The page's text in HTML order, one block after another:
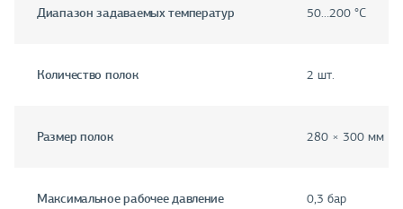
Диапазон задаваемых температур 50…200 °C
Количество полок 2 шт.
Размер полок 280 × 300 мм
Максимальное рабочее давление 0,3 бар